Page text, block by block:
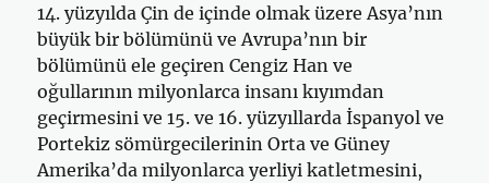
14. yüzyılda Çin de içinde olmak üzere Asya’nın
büyük bir bölümünü ve Avrupa’nın bir
bölümünü ele geçiren Cengiz Han ve
oğullarının milyonlarca insanı kıyımdan
geçirmesini ve 15. ve 16. yüzyıllarda İspanyol ve
Portekiz sömürgecilerinin Orta ve Güney
Amerika’da milyonlarca yerliyi katletmesini,